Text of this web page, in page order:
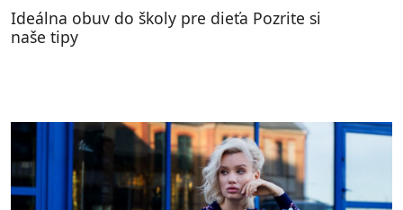
Ideálna obuv do školy pre dieťa Pozrite si
naše tipy